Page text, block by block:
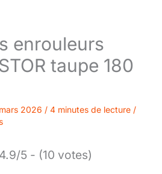
enrouleurs
taupe 180
2026 / 4 minutes de lecture /
4.9/5 - (10 votes)